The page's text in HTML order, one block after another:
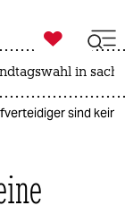

taz zahl ich
in
sind